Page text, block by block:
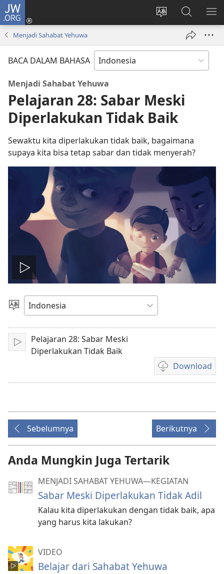
JW.ORG
Ganti
bahasa
Log
window
Cari
di
JW.ORG
Menjadi Sahabat Yehuwa
BACA DALAM BAHASA
Menjadi Sahabat Yehuwa
Pelajaran 28: Sabar Meski
Diperlakukan Tidak Baik
Sewaktu kita diperlakukan tidak baik, bagaimana
supaya kita bisa tetap sabar dan tidak menyerah?
Putar
video
Pilih
Bahasa
Mainkan
Pelajaran 28: Sabar Meski
Diperlakukan Tidak Baik
Download
Pilihan
download
Sebelumnya Berikutnya
Anda Mungkin Juga Tertarik
MENJADI SAHABAT YEHUWA—KEGIATAN
Sabar Meski Diperlakukan Tidak Adil
Kalau kita diperlakukan dengan tidak baik, apa
yang harus kita lakukan?
VIDEO
Belajar dari Sahabat Yehuwa